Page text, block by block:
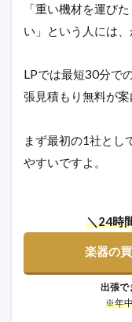
「重い機材を運び
い」という人には、
LPでは最短30分で
張見積もり無料が案
まず最初の1社とし
やすいですよ。
＼24時
楽器の
出張で
※年